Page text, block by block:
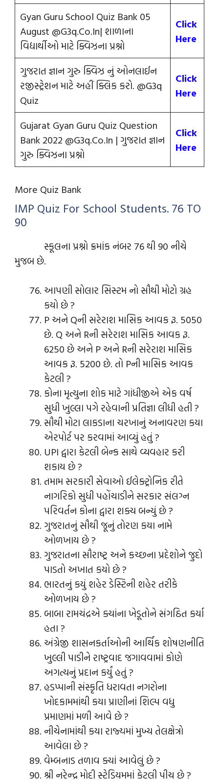
Gyan Guru School Quiz Bank 05
August @G3q.Co.In| શાળાના
વિદ્યાર્થીઓ માટે ક્વિઝના પ્રશ્નો
Click
Here
ગુજરાત જ્ઞાન ગુરુ ક્વિઝ નું ઓનલાઈન
રજીસ્ટ્રેશન માટે અહીં ક્લિક કરો. @G3q
Quiz
Click
Here
Gujarat Gyan Guru Quiz Question
Bank 2022 @G3q.Co.In | ગુજરાત જ્ઞાન
ગુરુ ક્વિઝના પ્રશ્નો
Click
Here
More Quiz Bank
IMP Quiz For School Students. 76 TO
90
સ્કૂલના પ્રશ્નો ક્રમાંક નંબર 76 થી 90 નીચે
મુજબ છે.
આપણી સોલાર સિસ્ટમ નો સૌથી મોટો ગ્રહ
કયો છે ?
P અને Qની સરેરાશ માસિક આવક રૂ. 5050
છે. Q અને Rની સરેરાશ માસિક આવક રૂ.
6250 છે અને P અને Rની સરેરાશ માસિક
આવક રૂ. 5200 છે. તો Pની માસિક આવક
કેટલી ?
કોના મૃત્યુના શોક માટે ગાંધીજીએ એક વર્ષ
સુધી ખુલ્લા પગે રહેવાની પ્રતિજ્ઞા લીધી હતી ?
સૌથી મોટા લાકડાના ચરખાનું અનાવરણ કયા
એરપોર્ટ પર કરવામાં આવ્યું હતું ?
UPI દ્વારા કેટલી બેન્ક સાથે વ્યવહાર કરી
શકાય છે ?
તમામ સરકારી સેવાઓ ઈલેક્ટ્રોનિક રીતે
નાગરિકો સુધી પહોંચાડીને સરકાર સંલગ્ન
પરિવર્તન કોના દ્વારા શક્ય બન્યું છે ?
ગુજરાતનું સૌથી જૂનું તોરણ કયા નામે
ઓળખાય છે ?
ગુજરાતના સૌરાષ્ટ્ર અને કચ્છના પ્રદેશોને જુદો
પાડતો અખાત કયો છે ?
ભારતનું કયું શહેર ડેસ્ટિની શહેર તરીકે
ઓળખાય છે ?
બાબા રામચંદ્રએ ક્યાંના ખેડૂતોને સંગઠિત કર્યા
હતા ?
અંગ્રેજી શાસનકર્તાઓની આર્થિક શોષણનીતિ
ખુલ્લી પાડીને રાષ્ટ્રવાદ જગાવવામાં કોણે
અગત્યનું પ્રદાન કર્યું હતું ?
હડપ્પાની સંસ્કૃતિ ધરાવતા નગરોના
ખોદકામમાંથી કયા પ્રાણીનાં શિલ્પ વધુ
પ્રમાણમાં મળી આવે છે ?
નીચેનામાંથી કયા રાજ્યમાં મુખ્ય તેલક્ષેત્રો
આવેલા છે ?
વેમ્બનાડ તળાવ ક્યાં આવેલું છે ?
શ્રી નરેન્દ્ર મોદી સ્ટેડિયમમાં કેટલી પીચ છે ?